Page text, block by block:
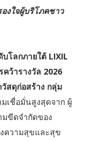
ใจผู้บริโภคชาว
ลกภายใต้ LIXIL
ว้ารางวัล 2026
สดุก่อสร้าง กลุ่ม
เชื่อมั่นสูงสุดจาก ผู้
ขีดจำกัดของ
ความสุขและสุข